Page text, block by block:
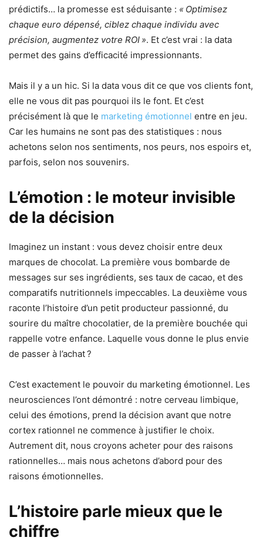
prédictifs… la promesse est séduisante : « Optimisez
chaque euro dépensé, ciblez chaque individu avec
précision, augmentez votre ROI ». Et c’est vrai : la data
permet des gains d’efficacité impressionnants.
Mais il y a un hic. Si la data vous dit ce que vos clients font,
elle ne vous dit pas pourquoi ils le font. Et c’est
précisément là que le marketing émotionnel entre en jeu.
Car les humains ne sont pas des statistiques : nous
achetons selon nos sentiments, nos peurs, nos espoirs et,
parfois, selon nos souvenirs.
L’émotion : le moteur invisible
de la décision
Imaginez un instant : vous devez choisir entre deux
marques de chocolat. La première vous bombarde de
messages sur ses ingrédients, ses taux de cacao, et des
comparatifs nutritionnels impeccables. La deuxième vous
raconte l’histoire d’un petit producteur passionné, du
sourire du maître chocolatier, de la première bouchée qui
rappelle votre enfance. Laquelle vous donne le plus envie
de passer à l’achat ?
C’est exactement le pouvoir du marketing émotionnel. Les
neurosciences l’ont démontré : notre cerveau limbique,
celui des émotions, prend la décision avant que notre
cortex rationnel ne commence à justifier le choix.
Autrement dit, nous croyons acheter pour des raisons
rationnelles… mais nous achetons d’abord pour des
raisons émotionnelles.
L’histoire parle mieux que le
chiffre